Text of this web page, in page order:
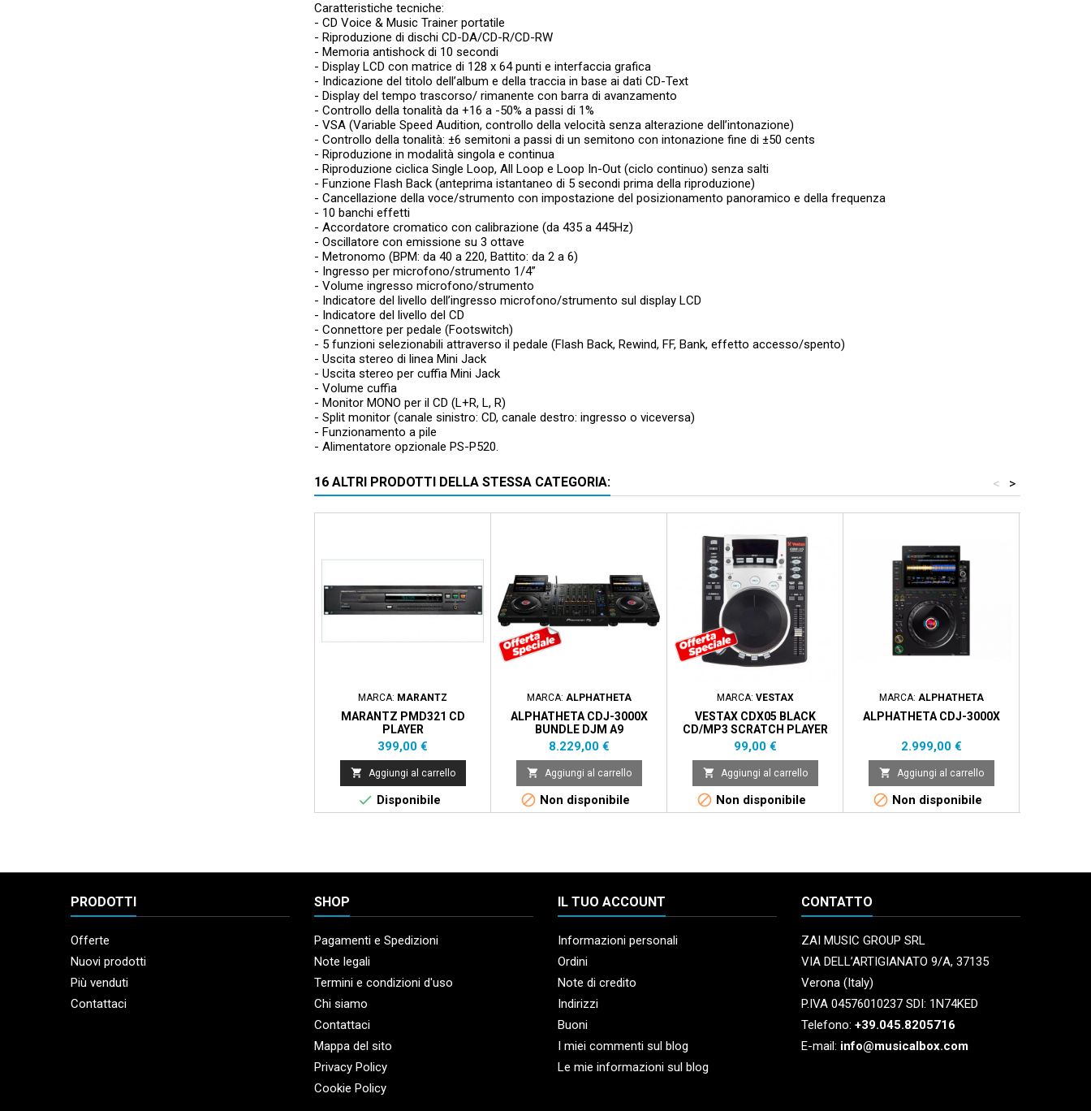
Caratteristiche tecniche:
- CD Voice & Music Trainer portatile
- Riproduzione di dischi CD-DA/CD-R/CD-RW
- Memoria antishock di 10 secondi
- Display LCD con matrice di 128 x 64 punti e interfaccia grafica
- Indicazione del titolo dell’album e della traccia in base ai dati CD-Text
- Display del tempo trascorso/ rimanente con barra di avanzamento
- Controllo della tonalità da +16 a -50% a passi di 1%
- VSA (Variable Speed Audition, controllo della velocità senza alterazione dell’intonazione)
- Controllo della tonalità: ±6 semitoni a passi di un semitono con intonazione fine di ±50 cents
- Riproduzione in modalità singola e continua
- Riproduzione ciclica Single Loop, All Loop e Loop In-Out (ciclo continuo) senza salti
- Funzione Flash Back (anteprima istantaneo di 5 secondi prima della riproduzione)
- Cancellazione della voce/strumento con impostazione del posizionamento panoramico e della frequenza
- 10 banchi effetti
- Accordatore cromatico con calibrazione (da 435 a 445Hz)
- Oscillatore con emissione su 3 ottave
- Metronomo (BPM: da 40 a 220, Battito: da 2 a 6)
- Ingresso per microfono/strumento 1/4”
- Volume ingresso microfono/strumento
- Indicatore del livello dell’ingresso microfono/strumento sul display LCD
- Indicatore del livello del CD
- Connettore per pedale (Footswitch)
- 5 funzioni selezionabili attraverso il pedale (Flash Back, Rewind, FF, Bank, effetto accesso/spento)
- Uscita stereo di linea Mini Jack
- Uscita stereo per cuffia Mini Jack
- Volume cuffia
- Monitor MONO per il CD (L+R, L, R)
- Split monitor (canale sinistro: CD, canale destro: ingresso o viceversa)
- Funzionamento a pile
- Alimentatore opzionale PS-P520.
16 ALTRI PRODOTTI DELLA STESSA CATEGORIA: >
<
MARCA: MARANTZ
MARANTZ PMD321 CD
PLAYER
Prezzo
399,00 €
 Aggiungi al carrello
 Disponibile
MARCA: ALPHATHETA
ALPHATHETA CDJ-3000X
BUNDLE DJM A9
Prezzo
8.229,00 €
 Aggiungi al carrello
 Non disponibile
MARCA: VESTAX
VESTAX CDX05 BLACK
CD/MP3 SCRATCH PLAYER
Prezzo
99,00 €
 Aggiungi al carrello
 Non disponibile
MARCA: ALPHATHETA
ALPHATHETA CDJ-3000X
Prezzo
2.999,00 €
 Aggiungi al carrello
 Non disponibile
PRODOTTI
Offerte
Nuovi prodotti
Più venduti
Contattaci
SHOP
Pagamenti e Spedizioni
Note legali
Termini e condizioni d'uso
Chi siamo
Contattaci
Mappa del sito
Privacy Policy
Cookie Policy
IL TUO ACCOUNT
Informazioni personali
Ordini
Note di credito
Indirizzi
Buoni
I miei commenti sul blog
Le mie informazioni sul blog
CONTATTO
ZAI MUSIC GROUP SRL
VIA DELL’ARTIGIANATO 9/A, 37135
Verona (Italy)
P.IVA 04576010237 SDI: 1N74KED
Telefono: +39.045.8205716
E-mail: info@musicalbox.com